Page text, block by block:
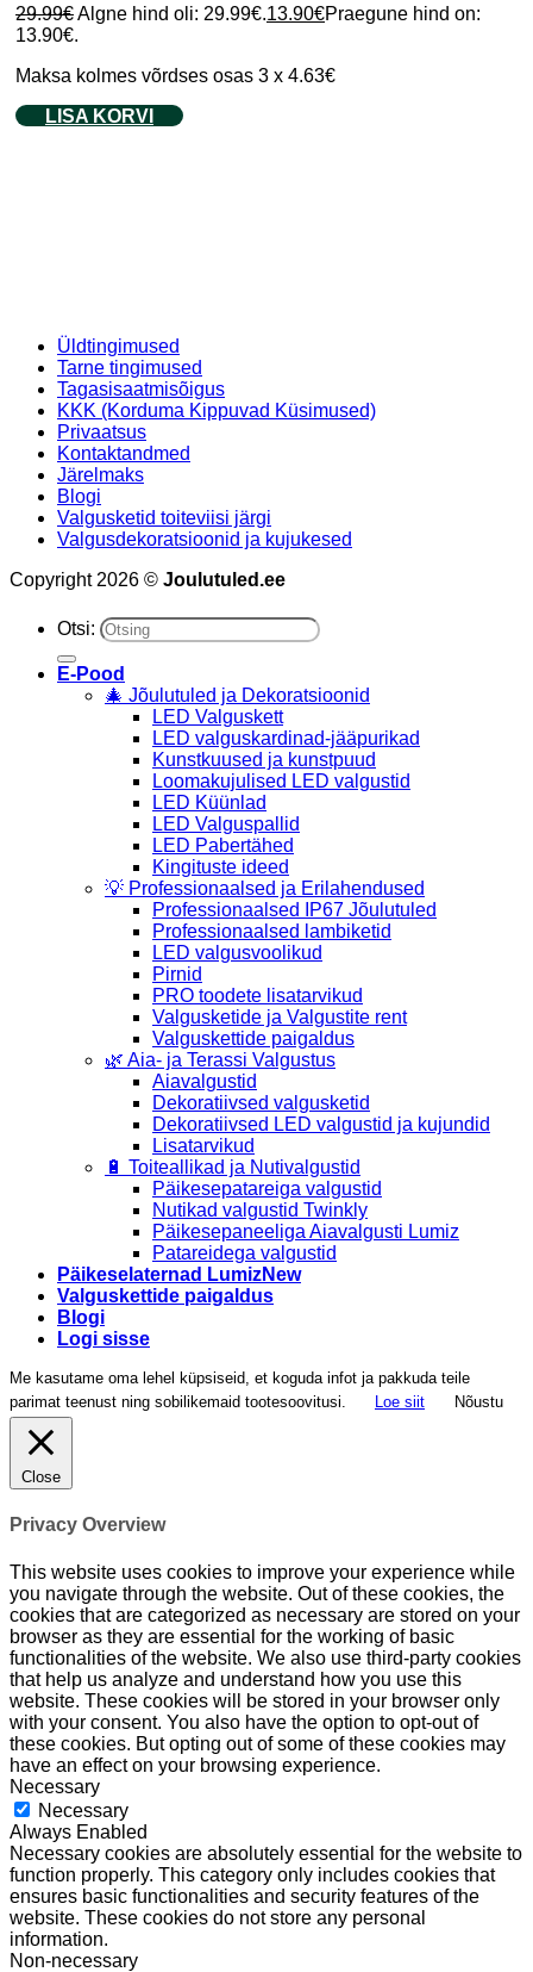
29.99€Algne hind oli: 29.99€.13.90€Praegune hind on:
13.90€.
Maksa kolmes võrdses osas 3 x 4.63€
LISA KORVI
Üldtingimused
Tarne tingimused
Tagasisaatmisõigus
KKK (Korduma Kippuvad Küsimused)
Privaatsus
Kontaktandmed
Järelmaks
Blogi
Valgusketid toiteviisi järgi
Valgusdekoratsioonid ja kujukesed
Copyright 2026 © Joulutuled.ee
Otsi:
E-Pood
🎄 Jõulutuled ja Dekoratsioonid
LED Valguskett
LED valguskardinad-jääpurikad
Kunstkuused ja kunstpuud
Loomakujulised LED valgustid
LED Küünlad
LED Valguspallid
LED Pabertähed
Kingituste ideed
💡 Professionaalsed ja Erilahendused
Professionaalsed IP67 Jõulutuled
Professionaalsed lambiketid
LED valgusvoolikud
Pirnid
PRO toodete lisatarvikud
Valgusketide ja Valgustite rent
Valguskettide paigaldus
🌿 Aia- ja Terassi Valgustus
Aiavalgustid
Dekoratiivsed valgusketid
Dekoratiivsed LED valgustid ja kujundid
Lisatarvikud
🔋 Toiteallikad ja Nutivalgustid
Päikesepatareiga valgustid
Nutikad valgustid Twinkly
Päikesepaneeliga Aiavalgusti Lumiz
Patareidega valgustid
Päikeselaternad Lumiz
Valguskettide paigaldus
Blogi
Logi sisse
Me kasutame oma lehel küpsiseid, et koguda infot ja pakkuda teile
parimat teenust ning sobilikemaid tootesoovitusi.
Loe siit Nõustu
Close
Privacy Overview
This website uses cookies to improve your experience while
you navigate through the website. Out of these cookies, the
cookies that are categorized as necessary are stored on your
browser as they are essential for the working of basic
functionalities of the website. We also use third-party cookies
that help us analyze and understand how you use this
website. These cookies will be stored in your browser only
with your consent. You also have the option to opt-out of
these cookies. But opting out of some of these cookies may
have an effect on your browsing experience.
Necessary
Necessary
Always Enabled
Necessary cookies are absolutely essential for the website to
function properly. This category only includes cookies that
ensures basic functionalities and security features of the
website. These cookies do not store any personal
information.
Non-necessary